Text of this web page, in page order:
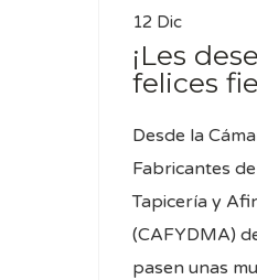
12 Dic
¡Les
felices
Desde la
Fabricantes
Tapicería y
(CAFYDMA)
pasen unas